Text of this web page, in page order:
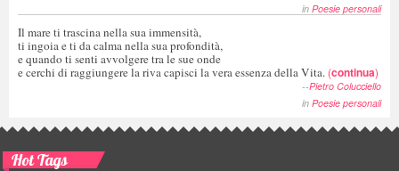
in Poesie personali
Il mare ti trascina nella sua immensità,
ti ingoia e ti da calma nella sua profondità,
e quando ti senti avvolgere tra le sue onde
e cerchi di raggiungere la riva capisci la vera essenza della Vita. (continua)
--Pietro Colucciello
in Poesie personali
Hot Tags